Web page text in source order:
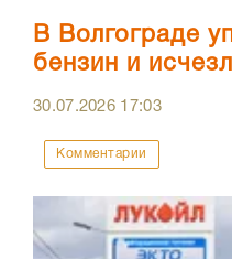
В Волгограде
бензин и
30.07.2026 17:03
Комментарии